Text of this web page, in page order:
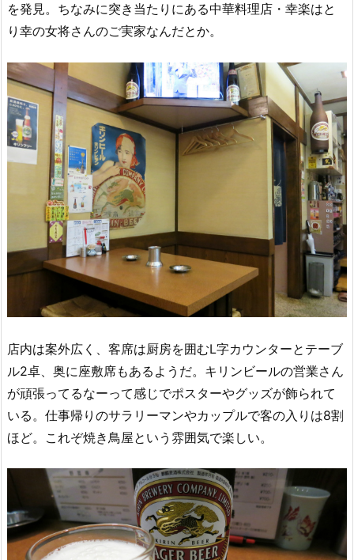
を発見。ちなみに突き当たりにある中華料理店・幸楽はと
り幸の女将さんのご実家なんだとか。
店内は案外広く、客席は厨房を囲むL字カウンターとテーブ
ル2卓、奥に座敷席もあるようだ。キリンビールの営業さん
が頑張ってるなーって感じでポスターやグッズが飾られて
いる。仕事帰りのサラリーマンやカップルで客の入りは8割
ほど。これぞ焼き鳥屋という雰囲気で楽しい。